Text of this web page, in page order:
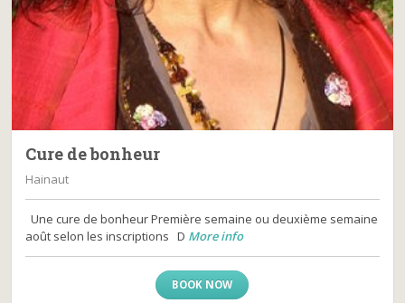
Cure de bonheur
Hainaut
Une cure de bonheur Première semaine ou deuxième semaine
août selon les inscriptions D More info
BOOK NOW